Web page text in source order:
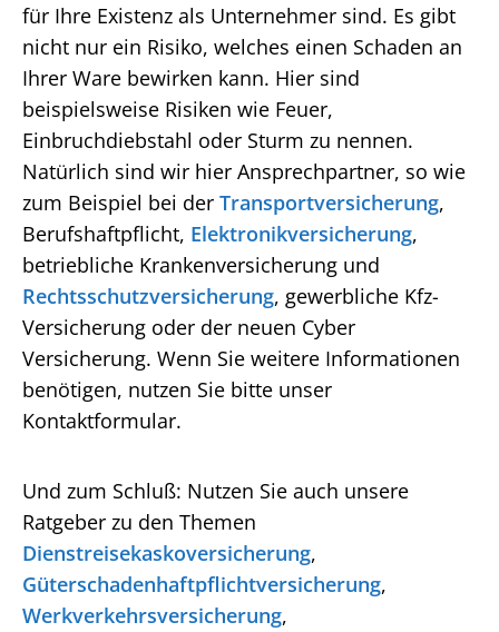
für Ihre Existenz als Unternehmer sind. Es gibt
nicht nur ein Risiko, welches einen Schaden an
Ihrer Ware bewirken kann. Hier sind
beispielsweise Risiken wie Feuer,
Einbruchdiebstahl oder Sturm zu nennen.
Natürlich sind wir hier Ansprechpartner, so wie
zum Beispiel bei der Transportversicherung,
Berufshaftpflicht, Elektronikversicherung,
betriebliche Krankenversicherung und
Rechtsschutzversicherung, gewerbliche Kfz-
Versicherung oder der neuen Cyber
Versicherung. Wenn Sie weitere Informationen
benötigen, nutzen Sie bitte unser
Kontaktformular.
Und zum Schluß: Nutzen Sie auch unsere
Ratgeber zu den Themen
Dienstreisekaskoversicherung,
Güterschadenhaftpflichtversicherung,
Werkverkehrsversicherung,